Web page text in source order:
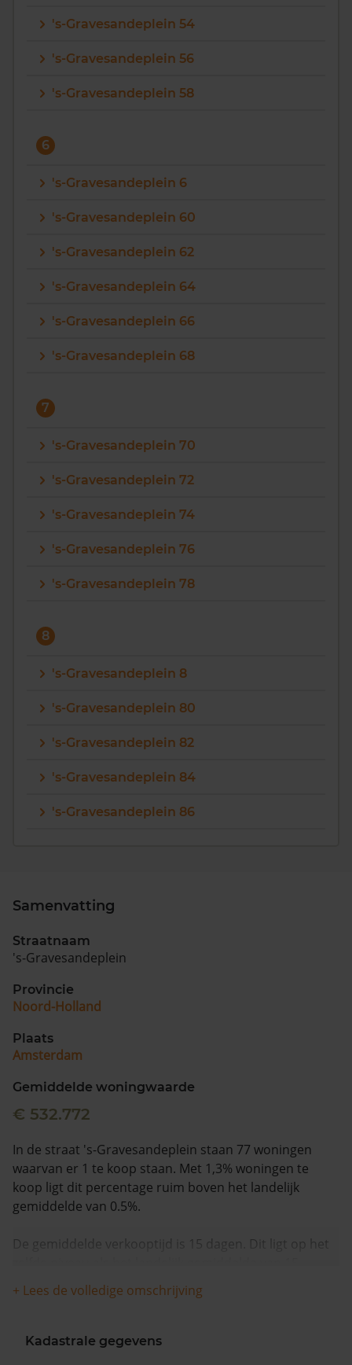
's-Gravesandeplein 54
's-Gravesandeplein 56
's-Gravesandeplein 58
6
's-Gravesandeplein 6
's-Gravesandeplein 60
's-Gravesandeplein 62
's-Gravesandeplein 64
's-Gravesandeplein 66
's-Gravesandeplein 68
7
's-Gravesandeplein 70
's-Gravesandeplein 72
's-Gravesandeplein 74
's-Gravesandeplein 76
's-Gravesandeplein 78
8
's-Gravesandeplein 8
's-Gravesandeplein 80
's-Gravesandeplein 82
's-Gravesandeplein 84
's-Gravesandeplein 86
Samenvatting
Straatnaam
's-Gravesandeplein
Provincie
Noord-Holland
Plaats
Amsterdam
Gemiddelde woningwaarde
€ 532.772
In de straat 's-Gravesandeplein staan 77 woningen
waarvan er 1 te koop staan. Met 1,3% woningen te
koop ligt dit percentage ruim boven het landelijk
gemiddelde van 0.5%.
De gemiddelde verkooptijd is 15 dagen. Dit ligt op het
dagen.
worden appartementen gemiddeld voor €475.000
+ Lees de volledige omschrijving
Kadastrale gegevens